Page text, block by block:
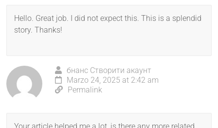
Hello. Great job. I did not expect this. This is a splendid
story. Thanks!
бнанс Створити акаунт
Marzo 24, 2025 at 2:42 am
Permalink
Your article helped me a lot, is there any more related